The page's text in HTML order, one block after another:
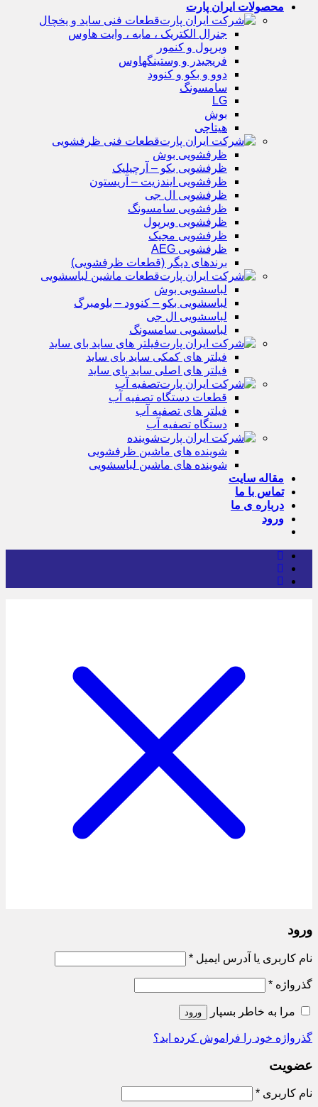
محصولات ایران پارت
قطعات فنی ساید و یخچال
جنرال الکتریک ، مابه ، وایت هاوس
ویرپول و کنمور
فریجیدر و وستینگهاوس
دوو و بکو و کنوود
سامسونگ
LG
بوش
هیتاچی
قطعات فنی ظرفشویی
ظرفشویی بوش
ظرفشویی بکو – آرچیلیک
ظرفشویی ایندزیت – آریستون
ظرفشویی ال جی
ظرفشویی سامسونگ
ظرفشویی ویرپول
ظرفشویی مجیک
ظرفشویی AEG
برندهای دیگر (قطعات ظرفشویی)
قطعات ماشین لباسشویی
لباسشویی بوش
لباسشویی بکو – کنوود – بلومبرگ
لباسشویی ال جی
لباسشویی سامسونگ
فیلتر های ساید بای ساید
فیلتر های کمکی ساید بای ساید
فیلتر های اصلی ساید بای ساید
تصفیه آب
قطعات دستگاه تصفیه آب
فیلتر های تصفیه آب
دستگاه تصفیه آب
شوینده
شوینده های ماشین ظرفشویی
شوینده های ماشین لباسشویی
مقاله سایت
تماس با ما
درباره ی ما
ورود
ورود
نام کاربری یا آدرس ایمیل *الزامی
گذرواژه *الزامی
مرا به خاطر بسپار ورود
گذرواژه خود را فراموش کرده اید؟
عضویت
نام کاربری *الزامی